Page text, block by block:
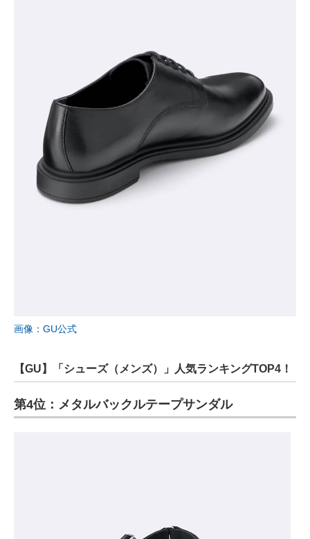
画像：GU公式
【GU】「シューズ（メンズ）」人気ランキングTOP4！
第4位：メタルバックルテープサンダル